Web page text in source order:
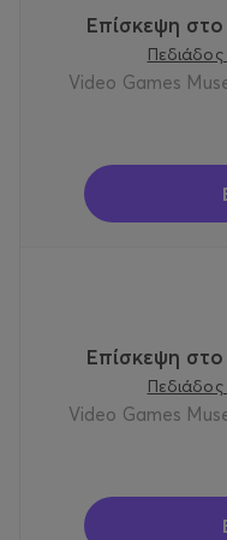
Επίσκεψη
Video Games
Επίσκεψη
Video Games